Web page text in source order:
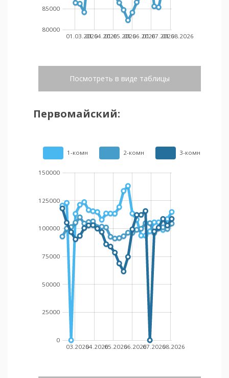
01.03.202601.04.202601.05.202601.06.202601.07.202601.08.2026
80000
85000
Посмотреть в виде таблицы
Первомайский:
1-комн 2-комн 3-комн
03.202604.202605.202606.202607.202608.2026
0
25000
50000
75000
100000
125000
150000